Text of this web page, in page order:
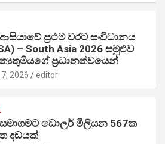
ප්‍රථම වරට සංවිධානය
– South Asia 2026 සමුළුව
ප්‍රධානත්වයෙන්
2026 editor
සමාගමට ඩොලර් මිලියන 567ක
දඩයක්